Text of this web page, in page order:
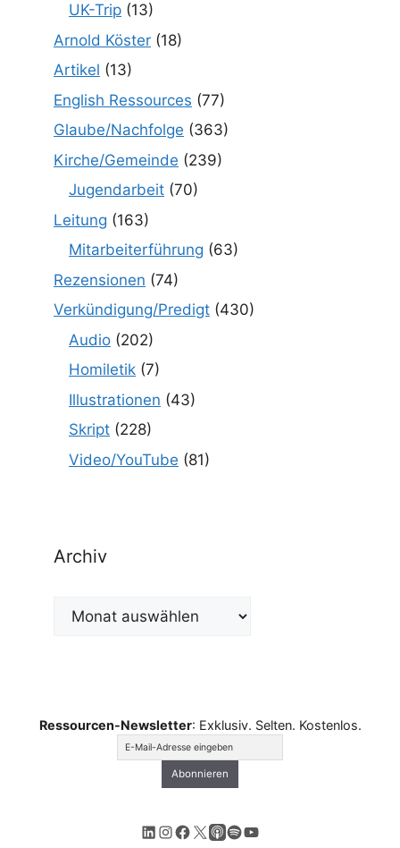
UK-Trip (13)
Arnold Köster (18)
Artikel (13)
English Ressources (77)
Glaube/Nachfolge (363)
Kirche/Gemeinde (239)
Jugendarbeit (70)
Leitung (163)
Mitarbeiterführung (63)
Rezensionen (74)
Verkündigung/Predigt (430)
Audio (202)
Homiletik (7)
Illustrationen (43)
Skript (228)
Video/YouTube (81)
Archiv
Archiv
Ressourcen-Newsletter: Exklusiv. Selten. Kostenlos.
LinkedIn
Instagram
Facebook
X Apple Podcasts
Spotify
YouTube